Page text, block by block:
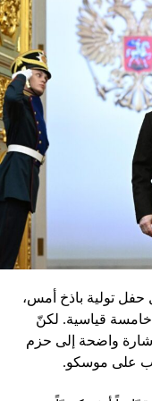
حفل تولية باذخ أمس،
خامسة قياسية. لكنّ
إشارة واضحة إلى حزم
على موسكو.